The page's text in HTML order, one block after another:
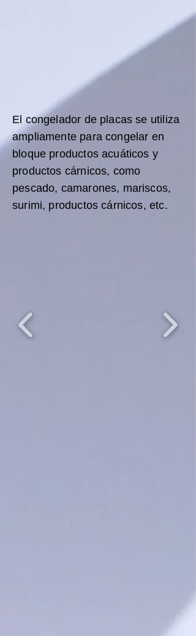
El congelador de placas se utiliza
ampliamente para congelar en
bloque productos acuáticos y
productos cárnicos, como
pescado, camarones, mariscos,
surimi, productos cárnicos, etc.